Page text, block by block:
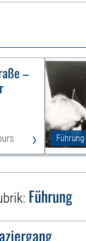
–
› Führung
Führung